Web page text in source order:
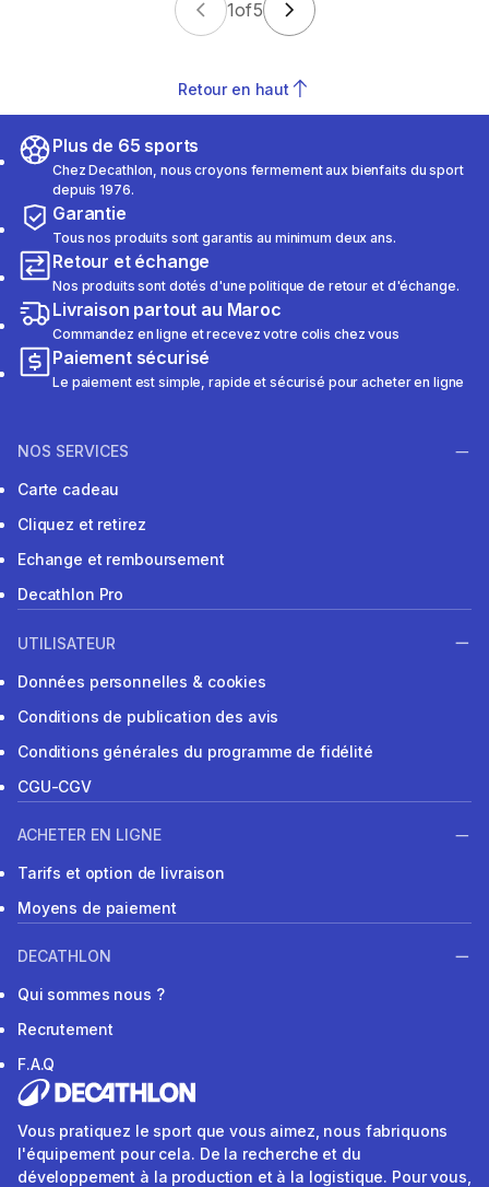
1of5
Retour en haut
Plus de 65 sports
Chez Decathlon, nous croyons fermement aux bienfaits du sport
depuis 1976.
Garantie
Tous nos produits sont garantis au minimum deux ans.
Retour et échange
Nos produits sont dotés d'une politique de retour et d'échange.
Livraison partout au Maroc
Commandez en ligne et recevez votre colis chez vous
Paiement sécurisé
Le paiement est simple, rapide et sécurisé pour acheter en ligne
NOS SERVICES
Carte cadeau
Cliquez et retirez
Echange et remboursement
Decathlon Pro
UTILISATEUR
Données personnelles & cookies
Conditions de publication des avis
Conditions générales du programme de fidélité
CGU-CGV
ACHETER EN LIGNE
Tarifs et option de livraison
Moyens de paiement
DECATHLON
Qui sommes nous ?
Recrutement
F.A.Q
Vous pratiquez le sport que vous aimez, nous fabriquons
l'équipement pour cela. De la recherche et du
développement à la production et à la logistique. Pour vous,